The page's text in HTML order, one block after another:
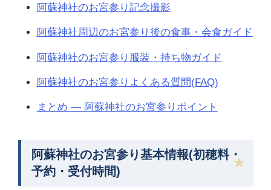
阿蘇神社のお宮参り記念撮影
阿蘇神社周辺のお宮参り後の食事・会食ガイド
阿蘇神社のお宮参り服装・持ち物ガイド
阿蘇神社のお宮参りよくある質問(FAQ)
まとめ — 阿蘇神社のお宮参りポイント
阿蘇神社のお宮参り基本情報(初穂料・
予約・受付時間)